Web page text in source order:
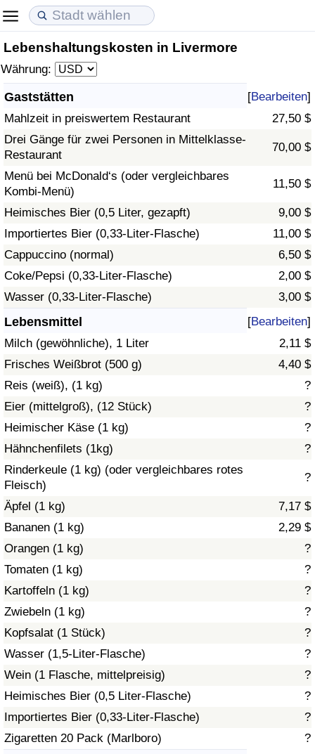
Lebenshaltungskosten in Livermore
Währung:
Gaststätten [Bearbeiten]
Mahlzeit in preiswertem Restaurant
27,50 $
Drei Gänge für zwei Personen in Mittelklasse-
Restaurant
70,00 $
Menü bei McDonald‘s (oder vergleichbares
Kombi-Menü)
11,50 $
Heimisches Bier (0,5 Liter, gezapft)
9,00 $
Importiertes Bier (0,33-Liter-Flasche)
11,00 $
Cappuccino (normal)
6,50 $
Coke/Pepsi (0,33-Liter-Flasche)
2,00 $
Wasser (0,33-Liter-Flasche)
3,00 $
Lebensmittel [Bearbeiten]
Milch (gewöhnliche), 1 Liter
2,11 $
Frisches Weißbrot (500 g)
4,40 $
Reis (weiß), (1 kg)
?
Eier (mittelgroß), (12 Stück)
?
Heimischer Käse (1 kg)
?
Hähnchenfilets (1kg)
?
Rinderkeule (1 kg) (oder vergleichbares rotes
Fleisch)
?
Äpfel (1 kg)
7,17 $
Bananen (1 kg)
2,29 $
Orangen (1 kg)
?
Tomaten (1 kg)
?
Kartoffeln (1 kg)
?
Zwiebeln (1 kg)
?
Kopfsalat (1 Stück)
?
Wasser (1,5-Liter-Flasche)
?
Wein (1 Flasche, mittelpreisig)
?
Heimisches Bier (0,5 Liter-Flasche)
?
Importiertes Bier (0,33-Liter-Flasche)
?
Zigaretten 20 Pack (Marlboro)
?
Lebenshaltungskosten
Lebenshaltungskosten-Index (aktuell)
Lebenshaltungskosten-Index
Lebenshaltungskosten-Index nach Land
in Akaba
Immobilienpreise
Immobilienpreis-Index (aktuell)
Immobilienpreis-Index
Immobilienpreis-Index nach Land
Lebensqualität
Lebensqualität-Index
Lebensqualität-Index (aktuell)
Lebensqualitätsindex nach Land
Kriminalität
Kriminalitäts-Index (aktuell)
Kriminalitäts-Index
Kriminalitätsindex nach Land
Gesundheitsversorgung
Gesundheitsversorgungs-Index (aktuell)
Gesundheitsversorgungs-Index
Gesundheitsversorgungs-Index nach Land
Umweltverschmutzung
Verschmutzungsindex
Umweltverschmutzungs-Index nach Land
Verkehr
Verkehrs-Index
Verkehrs-Index (aktuell)
Verkehrs-Index nach Land